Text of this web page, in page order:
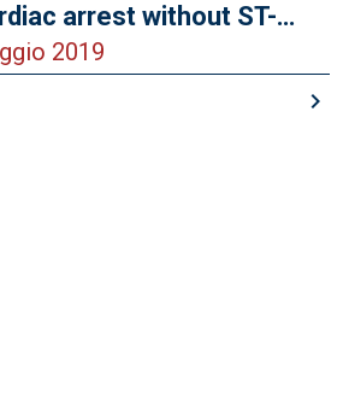
arrest without ST-
elevation: to cath or
to cath? The COACT trial
2019
keyboard_arrow_right